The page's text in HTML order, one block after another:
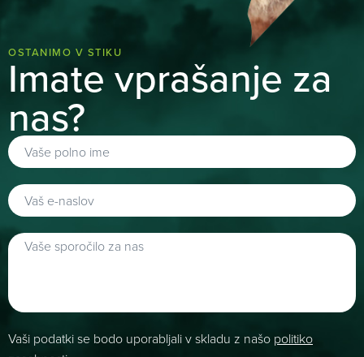
OSTANIMO V STIKU
Imate vprašanje za
nas?
Vaši podatki se bodo uporabljali v skladu z našo politiko